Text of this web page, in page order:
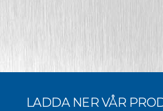
LADDA NER VÅR